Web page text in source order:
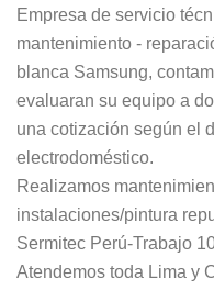
Empresa de servicio
mantenimiento -
blanca Samsung,
evaluaran su equipo a
una cotización según el
electrodoméstico.
Realizamos
instalaciones/pintura
Sermitec Perú-Trabajo
Atendemos toda Lima y